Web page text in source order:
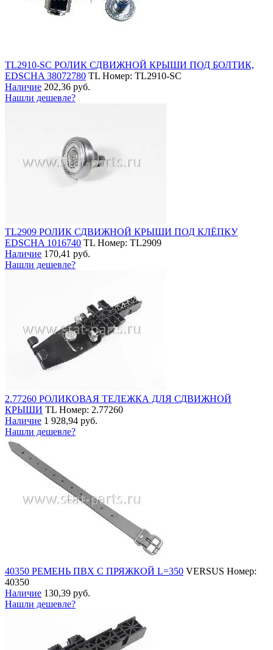
TL2910-SC РОЛИК СДВИЖНОЙ КРЫШИ ПОД БОЛТИК,
EDSCHA 38072780 TL Номер: TL2910-SC
Наличие 202,36 руб.
Нашли дешевле?
TL2909 РОЛИК СДВИЖНОЙ КРЫШИ ПОД КЛЁПКУ
EDSCHA 1016740 TL Номер: TL2909
Наличие 170,41 руб.
Нашли дешевле?
2.77260 РОЛИКОВАЯ ТЕЛЕЖКА ДЛЯ СДВИЖНОЙ
КРЫШИ TL Номер: 2.77260
Наличие 1 928,94 руб.
Нашли дешевле?
40350 РЕМЕНЬ ПВХ С ПРЯЖКОЙ L=350 VERSUS Номер:
40350
Наличие 130,39 руб.
Нашли дешевле?